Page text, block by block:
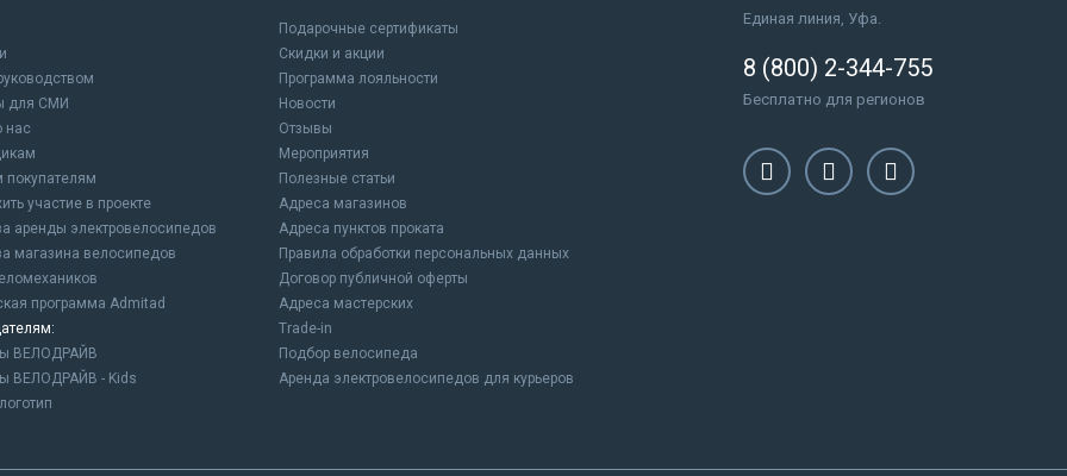
для СМИ
нас
покупателям
участие в проекте
аренды электровелосипедов
магазина велосипедов
программа Admitad
ВЕЛОДРАЙВ
ВЕЛОДРАЙВ - Kids
Подарочные сертификаты
Cкидки и акции
Программа лояльности
Новости
Отзывы
Мероприятия
Полезные статьи
Адреса магазинов
Адреса пунктов проката
Правила обработки персональных данных
Договор публичной оферты
Адреса мастерских
Trade-in
Подбор велосипеда
Аренда электровелосипедов для курьеров
Единая линия, Уфа.
8 (800) 2-344-755
Бесплатно для регионов